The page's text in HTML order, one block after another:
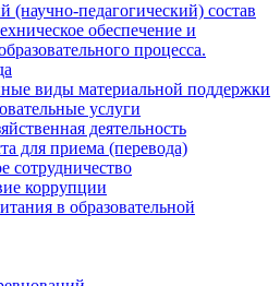
(научно-педагогический) состав
обеспечение и
процесса.
виды материальной поддержки
услуги
деятельность
для приема (перевода)
сотрудничество
коррупции
в образовательной